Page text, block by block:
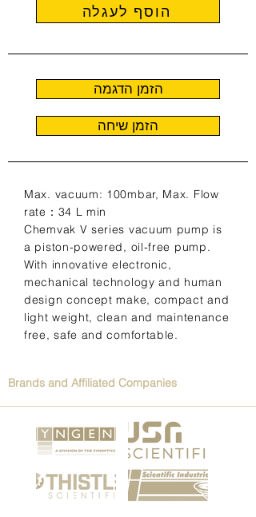
הוסף לעגלה
הזמן הדגמה
הזמן שיחה
Max. vacuum: 100mbar, Max. Flow
rate：34 L min
Chemvak V series vacuum pump is
a piston-powered, oil-free pump.
With innovative electronic,
mechanical technology and human
design concept make, compact and
light weight, clean and maintenance
free, safe and comfortable.
Brands and Affiliated Companies